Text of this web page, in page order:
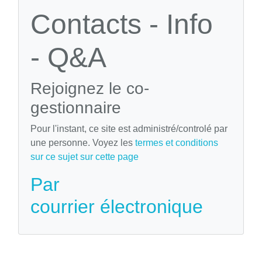
Contacts - Info
- Q&A
Rejoignez le co-
gestionnaire
Pour l'instant, ce site est administré/controlé par
une personne. Voyez les termes et conditions
sur ce sujet sur cette page
Par
courrier électronique